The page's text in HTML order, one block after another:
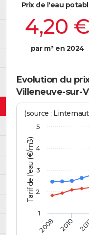
Prix de l'eau
4,20 €
par m³ en 2024
Evolution du
Villeneuve-sur-
Tarif de l'eau (€/m3)
(source :
2008 2010
1
2
3
4
5